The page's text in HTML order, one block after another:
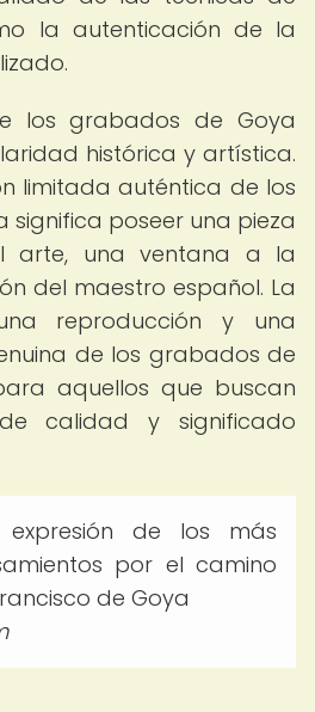
la autenticación de la
los grabados de Goya
histórica y artística.
limitada auténtica de los
poseer una pieza
arte, una ventana a la
del maestro español. La
reproducción y una
de los grabados de
aquellos que buscan
calidad y significado
de los más
por el camino
de Goya